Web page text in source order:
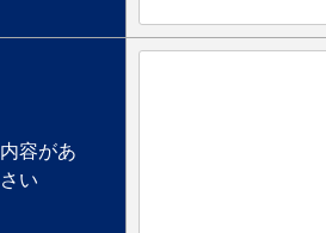
容があ
い